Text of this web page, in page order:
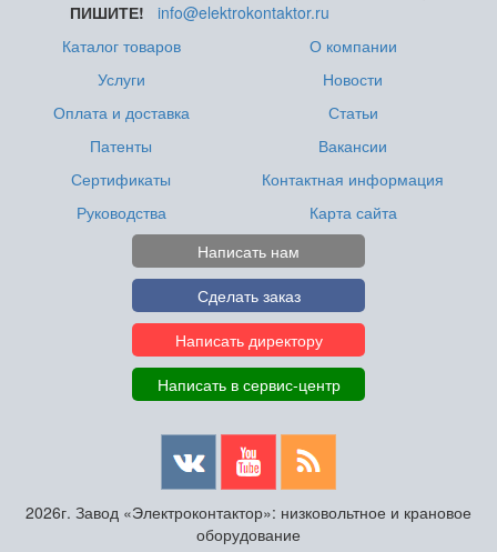
ПИШИТЕ!
info@elektrokontaktor.ru
Каталог товаров
Услуги
Оплата и доставка
Патенты
Сертификаты
Руководства
О компании
Новости
Статьи
Вакансии
Контактная информация
Карта сайта
Написать нам
Сделать заказ
Написать директору
Написать в сервис-центр
2026г. Завод «Электроконтактор»: низковольтное и крановое
оборудование